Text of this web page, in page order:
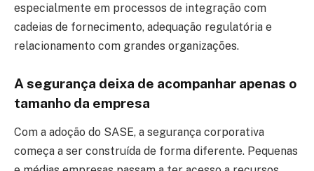
especialmente em processos de integração com
cadeias de fornecimento, adequação regulatória e
relacionamento com grandes organizações.
A segurança deixa de acompanhar apenas o
tamanho da empresa
Com a adoção do SASE, a segurança corporativa
começa a ser construída de forma diferente. Pequenas